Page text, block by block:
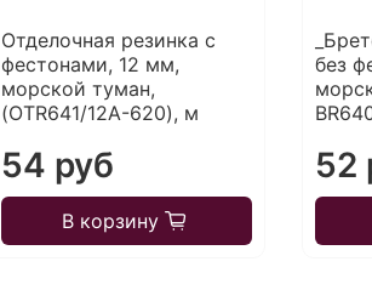
Отделочная резинка с
фестонами, 12 мм,
морской туман,
(OTR641/12A-620), м
54 руб
В корзину
без
52